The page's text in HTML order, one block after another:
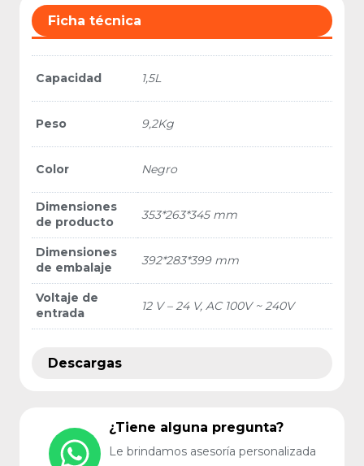
Ficha técnica
Capacidad 1,5L
Peso 9,2Kg
Color Negro
Dimensiones
de producto
353*263*345 mm
Dimensiones
de embalaje
392*283*399 mm
Voltaje de
entrada
12 V – 24 V, AC 100V ~ 240V
Descargas
¿Tiene alguna pregunta?
Le brindamos asesoría personalizada